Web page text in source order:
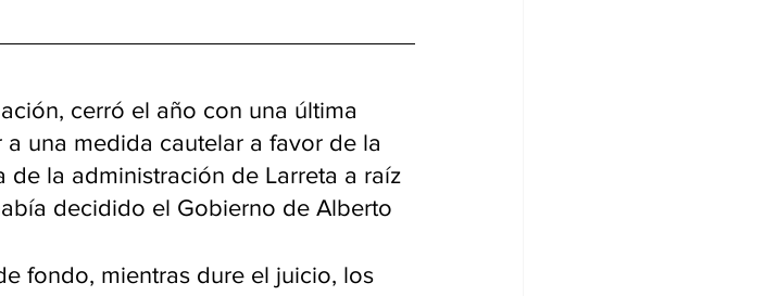
cerró el año con una última
una medida cautelar a favor de la
la administración de Larreta a raíz
decidido el Gobierno de Alberto
fondo, mientras dure el juicio, los